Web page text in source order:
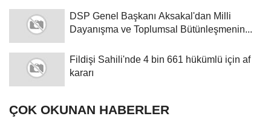
DSP Genel Başkanı Aksakal'dan Milli
Dayanışma ve Toplumsal Bütünleşmenin...
Fildişi Sahili'nde 4 bin 661 hükümlü için af
kararı
ÇOK OKUNAN HABERLER